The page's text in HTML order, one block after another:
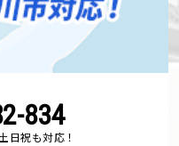
834
日祝も対応！